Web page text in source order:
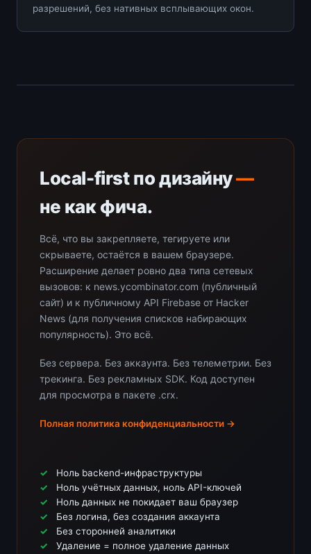
разрешений, без нативных всплывающих окон.
Local-first по дизайну—
не как фича.
Всё, что вы закрепляете, тегируете или
скрываете, остаётся в вашем браузере.
Расширение делает ровно два типа сетевых
вызовов: к news.ycombinator.com (публичный
сайт) и к публичному API Firebase от Hacker
News (для получения списков набирающих
популярность). Это всё.
Без сервера. Без аккаунта. Без телеметрии. Без
трекинга. Без рекламных SDK. Код доступен
для просмотра в пакете .crx.
Полная политика конфиденциальности →
Ноль backend-инфраструктуры
Ноль учётных данных, ноль API-ключей
Ноль данных не покидает ваш браузер
Без логина, без создания аккаунта
Без сторонней аналитики
Удаление = полное удаление данных